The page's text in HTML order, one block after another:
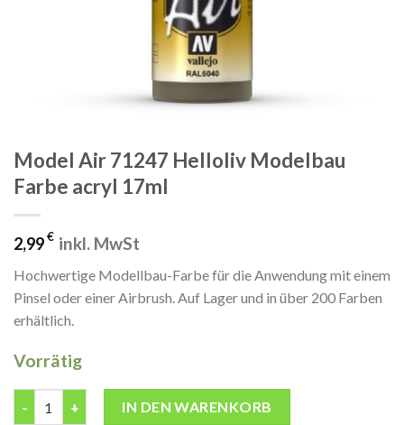
Model Air 71247 Helloliv Modelbau
Farbe acryl 17ml
2,99€ inkl. MwSt
Hochwertige Modellbau-Farbe für die Anwendung mit einem
Pinsel oder einer Airbrush. Auf Lager und in über 200 Farben
erhältlich.
Vorrätig
IN DEN WARENKORB